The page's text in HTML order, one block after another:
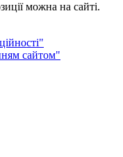
можна на сайті.
сайтом"